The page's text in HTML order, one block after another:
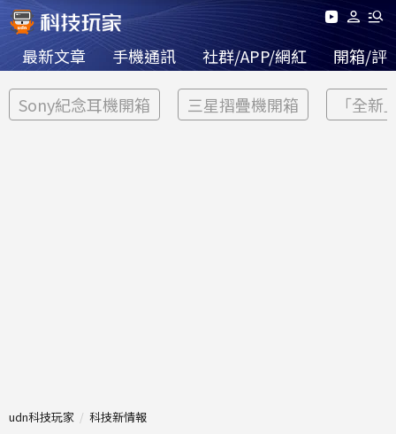
最新文章 手機通訊 社群/APP/網紅 開箱/評
Sony紀念耳機開箱 三星摺疊機開箱 「全新
udn科技玩家 科技新情報